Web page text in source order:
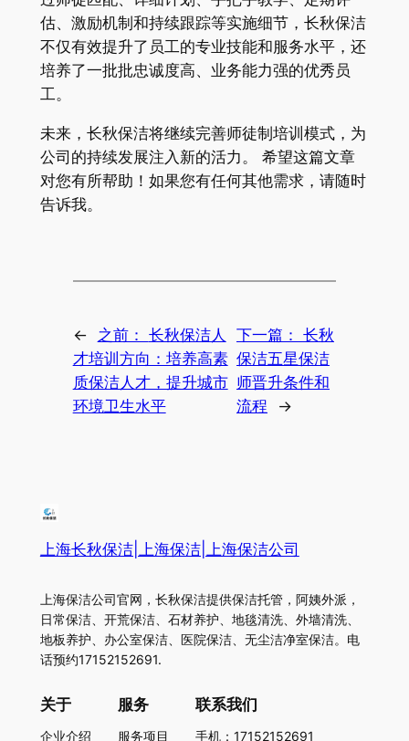
估、激励机制和持续跟踪等实施细节，长秋保洁
不仅有效提升了员工的专业技能和服务水平，还
培养了一批批忠诚度高、业务能力强的优秀员
工。
未来，长秋保洁将继续完善师徒制培训模式，为
公司的持续发展注入新的活力。 希望这篇文章
对您有所帮助！如果您有任何其他需求，请随时
告诉我。
← 之前： 长秋保洁人
才培训方向：培养高素
质保洁人才，提升城市
环境卫生水平
下一篇： 长秋
保洁五星保洁
师晋升条件和
流程
→
上海长秋保洁|上海保洁|上海保洁公司
上海保洁公司官网，长秋保洁提供保洁托管，阿姨外派，
日常保洁、开荒保洁、石材养护、地毯清洗、外墙清洗、
地板养护、办公室保洁、医院保洁、无尘洁净室保洁。电
话预约17152152691.
关于
企业介绍
服务
服务项目
联系我们
手机：17152152691